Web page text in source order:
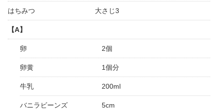
はちみつ 大さじ3
【A】
卵 2個
卵黄 1個分
牛乳 200ml
バニラビーンズ 5cm